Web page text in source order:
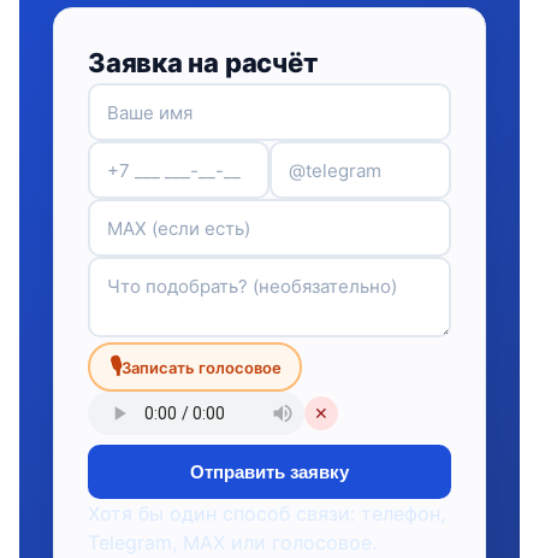
Заявка на расчёт
🎙Записать голосовое
✕
Отправить заявку
Хотя бы один способ связи: телефон,
Telegram, MAX или голосовое.